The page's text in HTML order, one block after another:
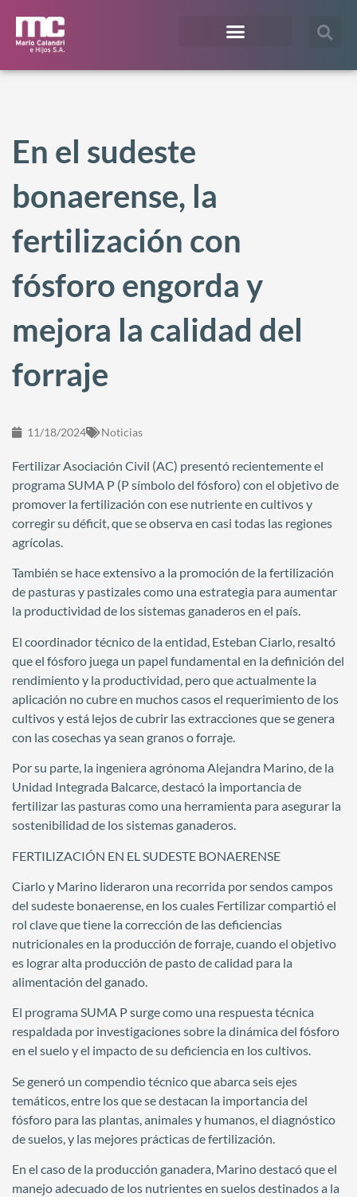
En el sudeste
bonaerense, la
fertilización con
fósforo engorda y
mejora la calidad del
forraje
11/18/2024 Noticias
Fertilizar Asociación Civil (AC) presentó recientemente el
programa SUMA P (P símbolo del fósforo) con el objetivo de
promover la fertilización con ese nutriente en cultivos y
corregir su déficit, que se observa en casi todas las regiones
agrícolas.
También se hace extensivo a la promoción de la fertilización
de pasturas y pastizales como una estrategia para aumentar
la productividad de los sistemas ganaderos en el país.
El coordinador técnico de la entidad, Esteban Ciarlo, resaltó
que el fósforo juega un papel fundamental en la definición del
rendimiento y la productividad, pero que actualmente la
aplicación no cubre en muchos casos el requerimiento de los
cultivos y está lejos de cubrir las extracciones que se genera
con las cosechas ya sean granos o forraje.
Por su parte, la ingeniera agrónoma Alejandra Marino, de la
Unidad Integrada Balcarce, destacó la importancia de
fertilizar las pasturas como una herramienta para asegurar la
sostenibilidad de los sistemas ganaderos.
FERTILIZACIÓN EN EL SUDESTE BONAERENSE
Ciarlo y Marino lideraron una recorrida por sendos campos
del sudeste bonaerense, en los cuales Fertilizar compartió el
rol clave que tiene la corrección de las deficiencias
nutricionales en la producción de forraje, cuando el objetivo
es lograr alta producción de pasto de calidad para la
alimentación del ganado.
El programa SUMA P surge como una respuesta técnica
respaldada por investigaciones sobre la dinámica del fósforo
en el suelo y el impacto de su deficiencia en los cultivos.
Se generó un compendio técnico que abarca seis ejes
temáticos, entre los que se destacan la importancia del
fósforo para las plantas, animales y humanos, el diagnóstico
de suelos, y las mejores prácticas de fertilización.
En el caso de la producción ganadera, Marino destacó que el
manejo adecuado de los nutrientes en suelos destinados a la